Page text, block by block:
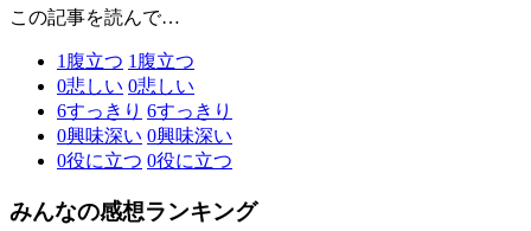
この記事を読んで…
1 腹立つ 1 腹立つ
0悲しい 0悲しい
6すっきり 6すっきり
0興味深い 0興味深い
0役に立つ 0役に立つ
みんなの感想ランキング